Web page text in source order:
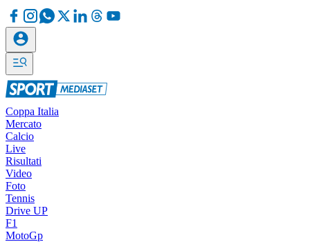
Coppa Italia
Mercato
Calcio
Live
Risultati
Video
Foto
Tennis
Drive UP
F1
MotoGp